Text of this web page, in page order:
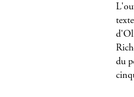
du